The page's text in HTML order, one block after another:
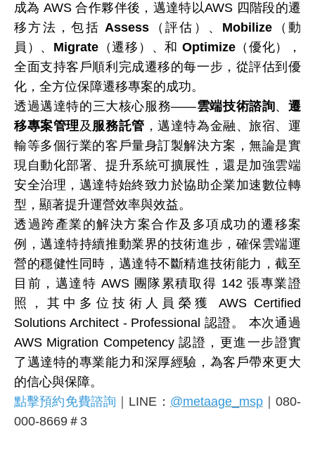
成為 AWS 合作夥伴後，邁達特以AWS 四階段的遷
移方法，包括Assess （評估）、 Mobilize （動
員）、 Migrate （遷移）、和 Optimize（優化），
全面支持客戶順利完成遷移的每一步，從評估到優
化，全方位保障遷移專案的成功。
透過邁達特的三大核心服務——雲端技術諮詢、遷
移專案管理及 服務託管 ，邁達特為金融、旅宿、運
輸等多個行業的客戶量身訂製解決方案，無論是實
現自動化部署、提升系統可擴展性，還是加強雲端
安全治理，邁達特始終致力於協助企業加速數位轉
型，顯著提升運營效率與效益。
透過跨產業的解決方案合作及多項成功的遷移案
例，邁達特持續推動業界的技術進步，確保雲端運
營的穩健性同時，邁達特不斷精進技術能力，截至
目前，邁達特 AWS 團隊累積取得 142 張專業證
照，其中多位技術人員榮獲 AWS Certified
Solutions Architect - Professional 認證。 本次通過
AWS Migration Competency 認證，更進一步證實
了邁達特的專業能力和深厚經驗，為客戶帶來更大
的信心與保障。
點擊預約免費諮詢 ｜LINE： @metaage_msp｜080-
000-8669＃3